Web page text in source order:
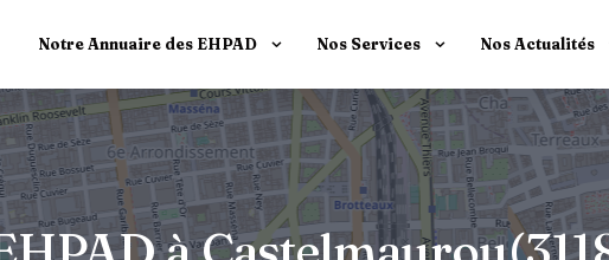
Notre Annuaire des EHPAD Nos Services Nos Actualités